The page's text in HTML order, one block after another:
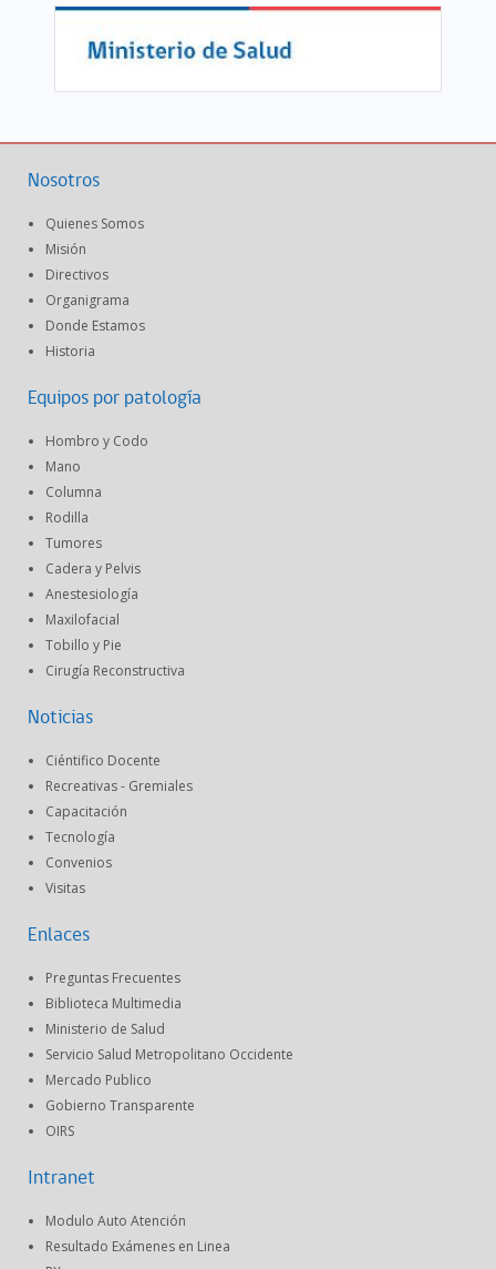
Nosotros
Quienes Somos
Misión
Directivos
Organigrama
Donde Estamos
Historia
Equipos por patología
Hombro y Codo
Mano
Columna
Rodilla
Tumores
Cadera y Pelvis
Anestesiología
Maxilofacial
Tobillo y Pie
Cirugía Reconstructiva
Noticias
Ciéntifico Docente
Recreativas - Gremiales
Capacitación
Tecnología
Convenios
Visitas
Enlaces
Preguntas Frecuentes
Biblioteca Multimedia
Ministerio de Salud
Servicio Salud Metropolitano Occidente
Mercado Publico
Gobierno Transparente
OIRS
Intranet
Modulo Auto Atención
Resultado Exámenes en Linea